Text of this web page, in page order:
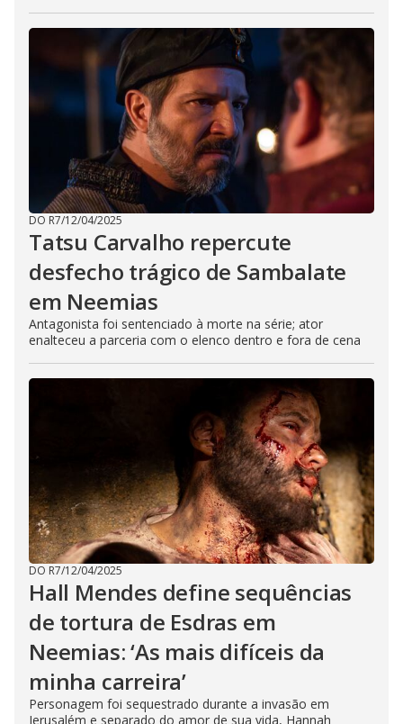
DO R7/12/04/2025
Tatsu Carvalho repercute
desfecho trágico de Sambalate
em Neemias
Antagonista foi sentenciado à morte na série; ator
enalteceu a parceria com o elenco dentro e fora de cena
DO R7/12/04/2025
Hall Mendes define sequências
de tortura de Esdras em
Neemias: ‘As mais difíceis da
minha carreira’
Personagem foi sequestrado durante a invasão em
Jerusalém e separado do amor de sua vida, Hannah